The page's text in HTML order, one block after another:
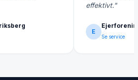
effektivt."
E
Se service